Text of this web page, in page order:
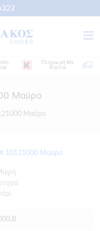
Πληρωμή Με
Klarna
Μαύρο
Μαύρο